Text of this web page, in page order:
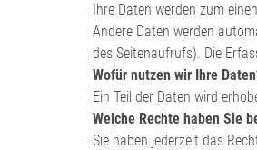
Ihre Daten werden zum
Andere Daten werden
des Seitenaufrufs). Die
Wofür nutzen wir Ihre
Ein Teil der Daten wird
Welche Rechte haben Sie
Sie haben jederzeit das